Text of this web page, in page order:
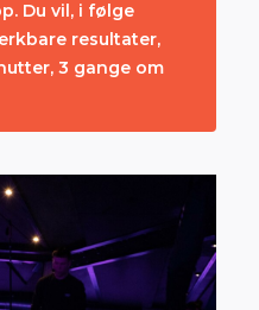
Du vil, i følge
resultater,
3 gange om